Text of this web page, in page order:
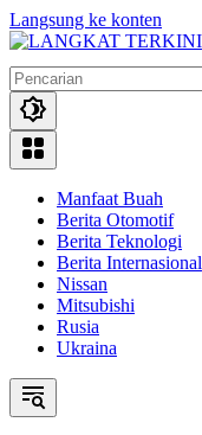
Langsung ke konten
Manfaat Buah
Berita Otomotif
Berita Teknologi
Berita Internasional
Nissan
Mitsubishi
Rusia
Ukraina